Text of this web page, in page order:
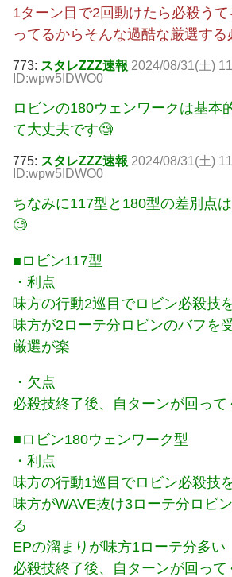
1ターン目で2回動けたら必殺う
ってるからそんな過酷な厳選する
773: スタレZZZ速報 2024/08/31(土)
ID:wpw5IDWO0
ロビンの180ウェンワークは基本
て大丈夫です🧐
775: スタレZZZ速報 2024/08/31(土)
ID:wpw5IDWO0
ちなみに117型と180型の差別点
🧐
■ロビン117型
・利点
味方の行動2巡目でロビン必殺技
味方が2ローテ分ロビンのバフを
厳選が楽
・欠点
必殺技終了後、自ターンが回って
■ロビン180ウェンワーク型
・利点
味方の行動1巡目でロビン必殺技
味方がWAVE抜け3ローテ分ロビ
る
EPの溜まりが味方1ローテ分多い
必殺技終了後、自ターンが回って